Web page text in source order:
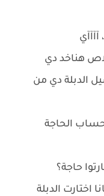
هناخد دي
الدبلة دي من
الحاجة
حاجة؟
اختارت الدبلة